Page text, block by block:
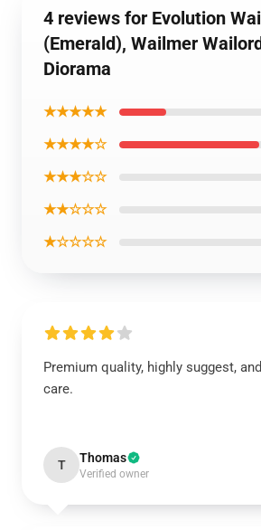
4 reviews for Evolution
(Emerald), Wailmer
Diorama
★★★★★
★★★★☆
★★★☆☆
★★☆☆☆
★☆☆☆☆
Premium quality, highly suggest,
care.
T Thomas
Verified owner